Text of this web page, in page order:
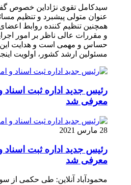
سیدکامل تقوی نژاداین خصوص
عنوان متولی پیشبرد و تنظیم
همچنین تنظیم کننده روابط
و مقررات عالی ناظر بر امور
حساس و مهمی است و هدایت این
مسئولین ارشد کشور، اولویت
رئیس جدید اداره ثبت اسناد
معرفی شد
28 مارس 2021
رئیس جدید اداره ثبت اسناد
معرفی شد
محمودآباد آنلاین: طی حکمی از